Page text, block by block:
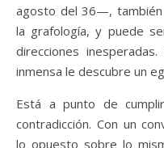
agosto del 36—, también
la grafología, y puede
direcciones
inmensa le descubre un
Está a punto de
contradicción. Con un
lo opuesto sobre lo